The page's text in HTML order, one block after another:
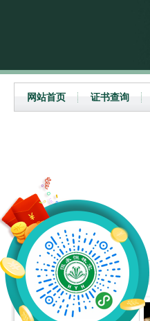
网站首页 证书查询
当前位置： 首页 > 珠宝常识